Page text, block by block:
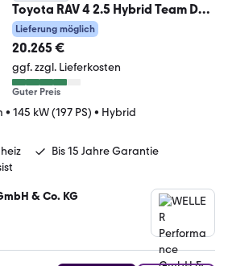
Toyota RAV 4 2.5 Hybrid Team D
*AHK-abn*PDC v+h*el.Heck
Lieferung möglich
20.265 €
ggf. zzgl. Lieferkosten
Guter Preis
• 145 kW (197 PS) • Hybrid
Bis 15 Jahre Garantie
& Co. KG